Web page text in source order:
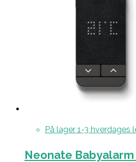
På lager 1-3 hverdages
Neonate Babyalarm